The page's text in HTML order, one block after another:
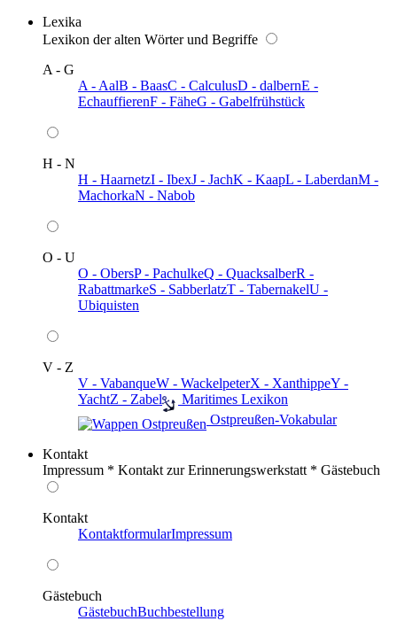
Lexika
Lexikon der alten Wörter und Begriffe
A - G
A - AalB - BaasC - CalculusD - dalbernE -
EchauffierenF - FäheG - Gabelfrühstück
H - N
H - HaarnetzI - IbexJ - JachK - KaapL - LaberdanM -
MachorkaN - Nabob
O - U
O - ObersP - PachulkeQ - QuacksalberR -
RabattmarkeS - SabberlatzT - TabernakelU -
Ubiquisten
V - Z
V - VabanqueW - WackelpeterX - XanthippeY -
YachtZ - Zabel
️ Maritimes Lexikon
️ Ostpreußen-Vokabular
Kontakt
Impressum * Kontakt zur Erinnerungswerkstatt * Gästebuch
Kontakt
KontaktformularImpressum
Gästebuch
GästebuchBuchbestellung